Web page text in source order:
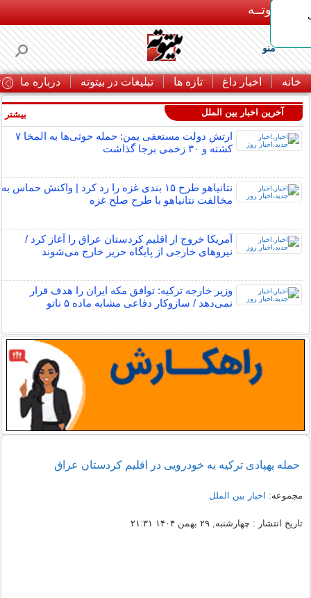
بـیتوتــه
منو
خانه اخبار داغ تازه ها تبلیغات در بیتوته درباره ما
آخرین اخبار بین الملل
ارتش دولت مستعفی یمن: حمله حوثی‌ها به المخا ۷
کشته و ۳۰ زخمی برجا گذاشت
نتانیاهو طرح ۱۵ بندی غزه را رد کرد | واکنش حماس به
مخالفت نتانیاهو با طرح صلح غزه
آمریکا خروج از اقلیم کردستان عراق را آغاز کرد /
نیروهای خارجی از پایگاه حریر خارج می‌شوند
وزیر خارجه ترکیه: توافق مکه ایران را هدف قرار
نمی‌دهد / سازوکار دفاعی مشابه ماده ۵ ناتو
بیشتر
حمله پهپادی ترکیه به خودرویی در اقلیم کردستان عراق
مجموعه: اخبار بین الملل
تاریخ انتشار : چهارشنبه, ۲۹ بهمن ۱۴۰۴ ۲۱:۳۱